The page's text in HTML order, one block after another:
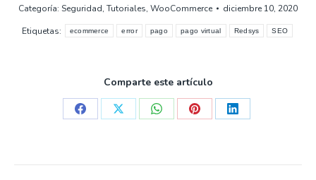
la
Categoría: Seguridad, Tutoriales, WooCommerce
diciembre 10, 2020
Etiquetas:
ecommerce error pago pago virtual Redsys SEO
Comparte este artículo
CompartirCompartirCompartirCompartirCompartir